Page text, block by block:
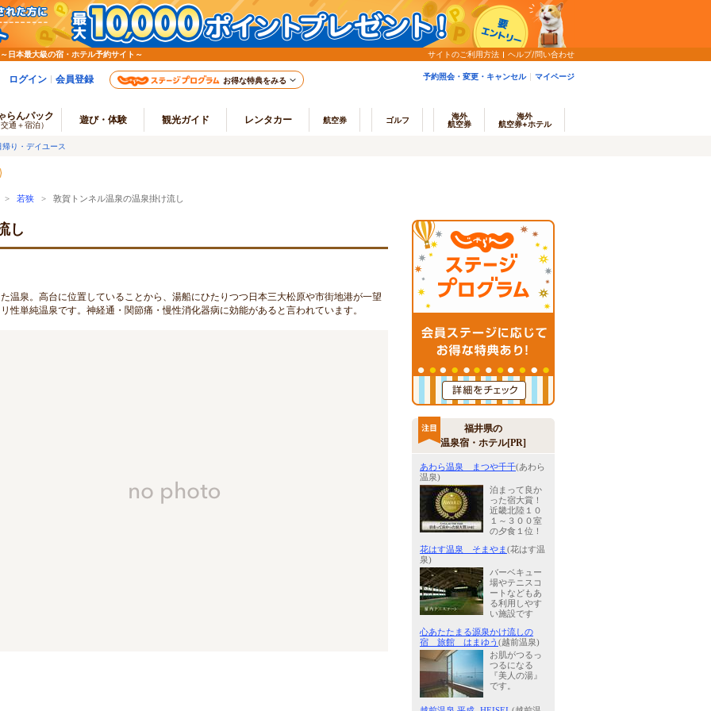
日本最大級の宿・ホテル予約サイト～ サイトのご利用方法 ヘルプ/問い合わせ
ログイン 会員登録 お得な特典をみる 予約照会・変更・キャンセル マイページ
らんパック
通＋宿泊） 遊び・体験 観光ガイド レンタカー 航空券 ゴルフ
海外
航空券
海外
航空券+ホテル
帰り・デイユース
若狭 > 敦賀トンネル温泉の温泉掛け流し
し
温泉。高台に位置していることから、湯船にひたりつつ日本三大松原や市街地港が一望
性単純温泉です。神経通・関節痛・慢性消化器病に効能があると言われています。
福井県の
温泉宿・ホテル[PR]
あわら温泉 まつや千千(あわら
温泉)
泊まって良か
った宿大賞！
近畿北陸１０
１～３００室
の夕食１位！
花はす温泉 そまやま(花はす温
泉)
バーベキュー
場やテニスコ
ートなどもあ
る利用しやす
い施設です
心あたたまる源泉かけ流しの
宿 旅館 はまゆう (越前温泉)
お肌がつるっ
つるになる
『美人の湯』
です。